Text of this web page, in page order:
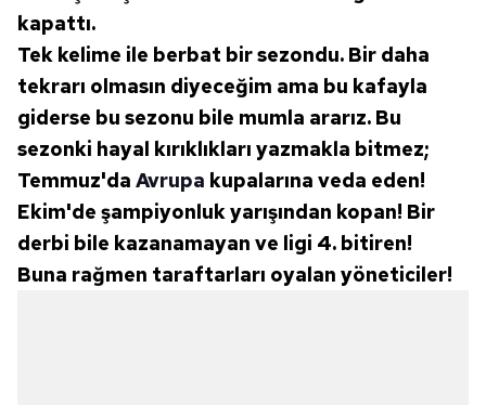
kapattı.
Tek kelime ile berbat bir sezondu. Bir daha
tekrarı olmasın diyeceğim ama bu kafayla
giderse bu sezonu bile mumla ararız. Bu
sezonki hayal kırıklıkları yazmakla bitmez;
Temmuz'da Avrupa kupalarına veda eden!
Ekim'de şampiyonluk yarışından kopan! Bir
derbi bile kazanamayan ve ligi 4. bitiren!
Buna rağmen taraftarları oyalan yöneticiler!